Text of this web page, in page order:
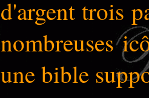
d'argent trois
nombreuses
une bible